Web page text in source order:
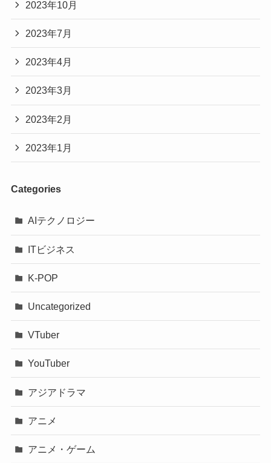
2023年10月
2023年7月
2023年4月
2023年3月
2023年2月
2023年1月
Categories
AIテクノロジー
ITビジネス
K-POP
Uncategorized
VTuber
YouTuber
アジアドラマ
アニメ
アニメ・ゲーム